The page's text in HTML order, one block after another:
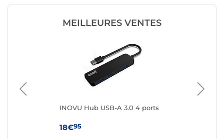
MEILLEURES VENTES
INOVU Hub USB-A 3.0 4 ports
18€95